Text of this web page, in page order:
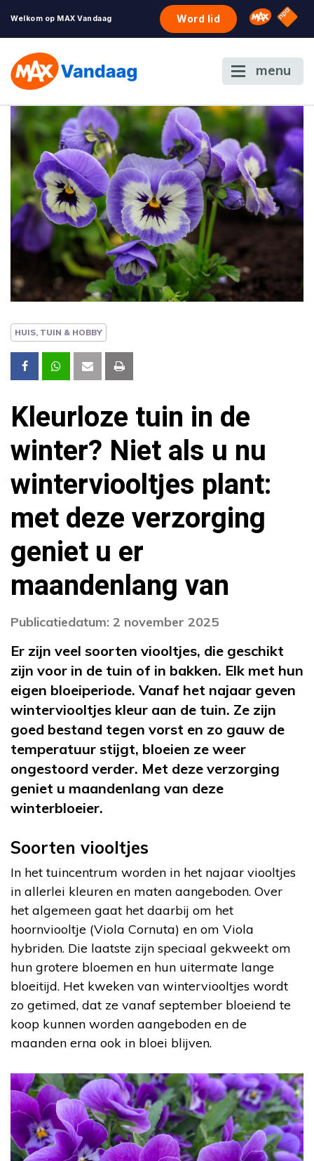
Welkom op MAX Vandaag Word lid Omroep
NPO
menu
HUIS, TUIN & HOBBY
Kleurloze tuin in de
winter? Niet als u nu
winterviooltjes plant:
met deze verzorging
geniet u er
maandenlang van
Publicatiedatum: 2 november 2025
Er zijn veel soorten viooltjes, die geschikt
zijn voor in de tuin of in bakken. Elk met hun
eigen bloeiperiode. Vanaf het najaar geven
winterviooltjes kleur aan de tuin. Ze zijn
goed bestand tegen vorst en zo gauw de
temperatuur stijgt, bloeien ze weer
ongestoord verder. Met deze verzorging
geniet u maandenlang van deze
winterbloeier.
Soorten viooltjes
In het tuincentrum worden in het najaar viooltjes
in allerlei kleuren en maten aangeboden. Over
het algemeen gaat het daarbij om het
hoornviooltje (Viola Cornuta) en om Viola
hybriden. Die laatste zijn speciaal gekweekt om
hun grotere bloemen en hun uitermate lange
bloeitijd. Het kweken van winterviooltjes wordt
zo getimed, dat ze vanaf september bloeiend te
koop kunnen worden aangeboden en de
maanden erna ook in bloei blijven.